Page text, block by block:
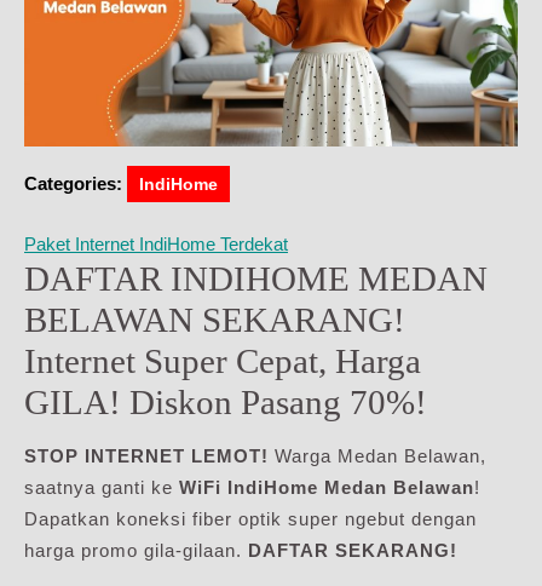
Categories: IndiHome
Paket Internet IndiHome Terdekat
DAFTAR INDIHOME MEDAN
BELAWAN SEKARANG!
Internet Super Cepat, Harga
GILA! Diskon Pasang 70%!
STOP INTERNET LEMOT! Warga Medan Belawan,
saatnya ganti ke WiFi IndiHome Medan Belawan!
Dapatkan koneksi fiber optik super ngebut dengan
harga promo gila-gilaan. DAFTAR SEKARANG!